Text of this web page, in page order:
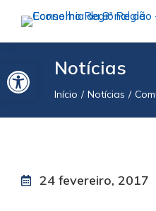
Barra de Ferramentas AbertaNotícias
Você está aqui:
Início Notícias
24 fevereiro, 2017